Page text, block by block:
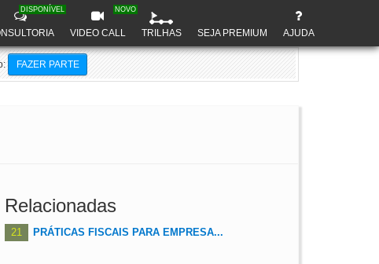
DISPONÍVEL
VIDEO CALL
NOVO
TRILHAS SEJA PREMIUM AJUDA
FAZER PARTE
Relacionadas
21 PRÁTICAS FISCAIS PARA EMPRESA...